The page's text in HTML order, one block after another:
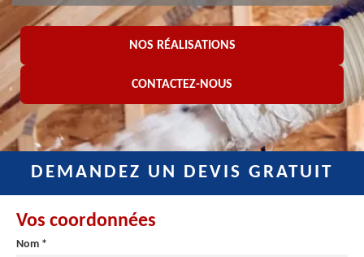
NOS RÉALISATIONS
CONTACTEZ-NOUS
DEMANDEZ UN DEVIS GRATUIT
Vos coordonnées
Nom *